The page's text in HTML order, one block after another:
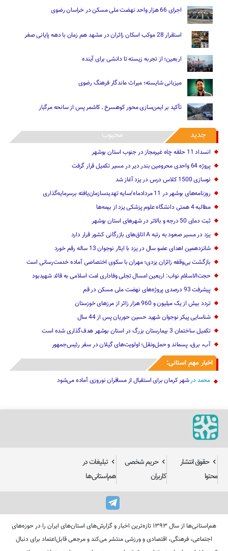
اجرای 66 هزار واحد نهضت ملی مسکن در خراسان رضوی
استقرار 28 موکب اسکان زائران در مشهد هم زمان با دهه پایانی صفر
اربعین؛ از تجربه زیسته تا دانشی برای آینده
میزبانی شایسته؛ میراث ماندگار فرهنگ رضوی
تأکید بر ایمن‌سازی محور کوهسرخ ـ کاشمر پس از سانحه مرگبار
جدید محبوب
انسداد 11 حلقه چاه غیرمجاز در جنوب استان بوشهر
پروژه 64 واحدی محرومین بندر دیر در مسیر تکمیل قرار گرفت
نوسازی 1500 کلاس درس در یزد آغاز شد
روزنامه‌های بوشهر در 11 مردادماه/سایه تهدیدسازمان‌یافته برسرمایه‌گذاری
مطالبه 4 همتی دانشگاه علوم پزشکی یزد از بیمه‌ها
ثبت دمای 50 درجه و بالاتر در شهرهای استان بوشهر
یزد در مسیر صعود به رتبه A اتاق‌های بازرگانی کشور قرار دارد
شانزدهمین اهدای عضو سال در یزد با ایثار نوجوان 13 ساله رقم خورد
بازگشت بی‌وقفه زائران یزدی؛ مهران با سکوی اختصاصی آماده خدمت‌رسانی است
حجت‌الاسلام نواب: اربعین امسال تجلی وفاداری امت اسلامی به قائد شهیدبود
پیشرفت 93 درصدی پروژه‌های نهضت ملی مسکن در قم
تردد بیش از یک میلیون و 960 هزار زائر از مرزهای خوزستان
شناسایی پیکر نوجوان شهید حسین حوریان پس از 44 سال
تکمیل ساختمان 3 بیمارستان بزرگ در استان بوشهر هدف‌گذاری شده است
آب، برق، پسماند و حمل‌ونقل؛ اولویت‌های گیلان در سفر رئیس‌جمهور
اخبار مهم استانی:
محمد درشهر کرمان برای استقبال از مسافران نوروزی آماده می‌شود
حقوق انتشار
محتوا
حریم شخصی
کاربران
تبلیغات در
هم‌استانی‌ها
هم‌استانی‌ها از سال ۱۳۹۳ تازه‌ترین اخبار و گزارش‌های استان‌های ایران را در حوزه‌های
اجتماعی، فرهنگی، اقتصادی و ورزشی منتشر می‌کند و مرجعی قابل‌اعتماد برای دنبال